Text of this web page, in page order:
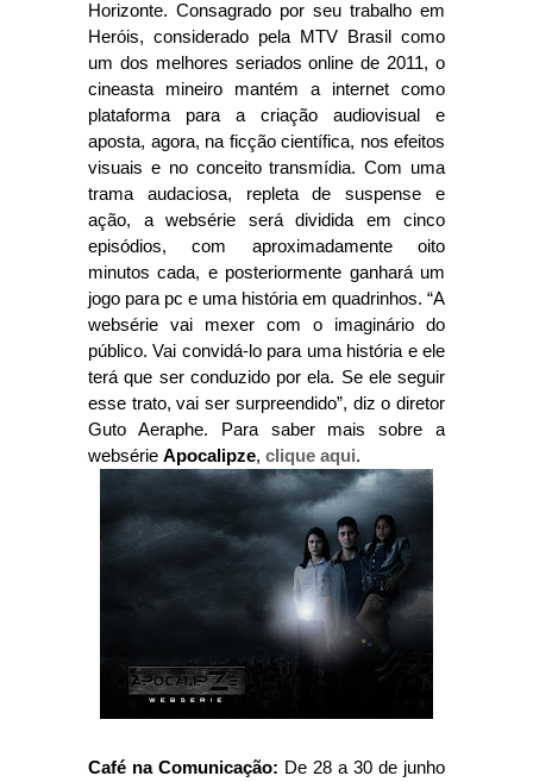
Horizonte. Consagrado por seu trabalho em
Heróis, considerado pela MTV Brasil como
um dos melhores seriados online de 2011, o
cineasta mineiro mantém a internet como
plataforma para a criação audiovisual e
aposta, agora, na ficção científica, nos efeitos
visuais e no conceito transmídia. Com uma
trama audaciosa, repleta de suspense e
ação, a websérie será dividida em cinco
episódios, com aproximadamente oito
minutos cada, e posteriormente ganhará um
jogo para pc e uma história em quadrinhos. “A
websérie vai mexer com o imaginário do
público. Vai convidá-lo para uma história e ele
terá que ser conduzido por ela. Se ele seguir
esse trato, vai ser surpreendido”, diz o diretor
Guto Aeraphe. Para saber mais sobre a
websérie Apocalipze, clique aqui.
Café na Comunicação: De 28 a 30 de junho